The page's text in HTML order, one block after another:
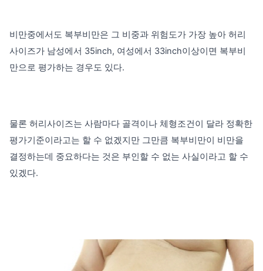
비만중에서도 복부비만은 그 비중과 위험도가 가장 높아 허리
사이즈가 남성에서 35inch, 여성에서 33inch이상이면 복부비
만으로 평가하는 경우도 있다.
물론 허리사이즈는 사람마다 골격이나 체형조건이 달라 정확한
평가기준이라고는 할 수 없겠지만 그만큼 복부비만이 비만을
결정하는데 중요하다는 것은 부인할 수 없는 사실이라고 할 수
있겠다.